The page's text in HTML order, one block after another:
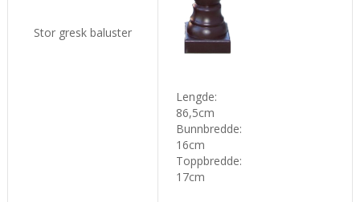
Stor gresk baluster
L engde:
86,5cm
Bunnbredde:
16cm
Toppbredde:
17cm